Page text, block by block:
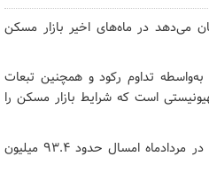
می‌دهد در ماه‌های اخیر بازار مسکن
تداوم رکود و همچنین تبعات
رژیم صهیونیستی است که شرایط بازار مسکن را
میانگین قیمت فایل‌های فروش ملک در مردادماه امسال حدود ۹۳.۴ میلیون